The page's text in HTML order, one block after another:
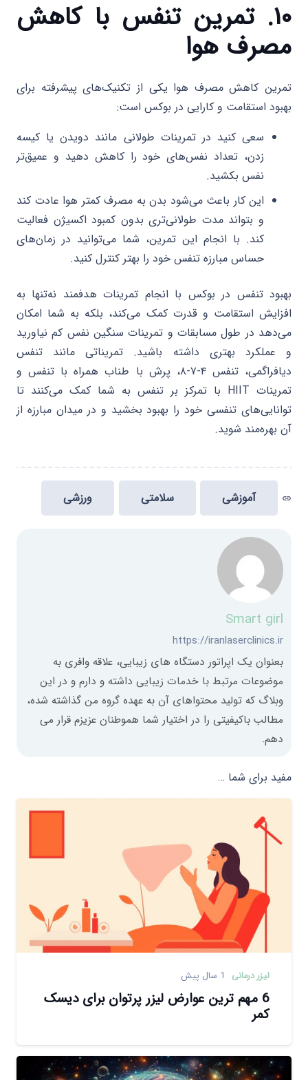
۱۰. تمرین تنفس با کاهش
مصرف هوا
تمرین کاهش مصرف هوا یکی از تکنیک‌های پیشرفته برای
بهبود استقامت و کارایی در بوکس است:
سعی کنید در تمرینات طولانی مانند دویدن یا کیسه
زدن، تعداد نفس‌های خود را کاهش دهید و عمیق‌تر
نفس بکشید.
این کار باعث می‌شود بدن به مصرف کمتر هوا عادت کند
و بتواند مدت طولانی‌تری بدون کمبود اکسیژن فعالیت
کند. با انجام این تمرین، شما می‌توانید در زمان‌های
حساس مبارزه تنفس خود را بهتر کنترل کنید.
بهبود تنفس در بوکس با انجام تمرینات هدفمند نه‌تنها به
افزایش استقامت و قدرت کمک می‌کند، بلکه به شما امکان
می‌دهد در طول مسابقات و تمرینات سنگین نفس کم نیاورید
و عملکرد بهتری داشته باشید. تمریناتی مانند تنفس
دیافراگمی، تنفس ۴-۷-۸، پرش با طناب همراه با تنفس و
تمرینات HIIT با تمرکز بر تنفس به شما کمک می‌کنند تا
توانایی‌های تنفسی خود را بهبود بخشید و در میدان مبارزه از
آن بهره‌مند شوید.
link آموزشی سلامتی ورزشی
Smart girl
https://iranlaserclinics.ir
بعنوان یک اپراتور دستگاه های زیبایی، علاقه وافری به
موضوعات مرتبط با خدمات زیبایی داشته و دارم و در این
وبلاگ که تولید محتواهای آن به عهده گروه من گذاشته شده،
مطالب باکیفیتی را در اختیار شما هموطنان عزیزم قرار می
دهم.
مفید برای شما …
لیزر درمانی 1 سال پیش
6 مهم ترین عوارض لیزر پرتوان برای دیسک
کمر